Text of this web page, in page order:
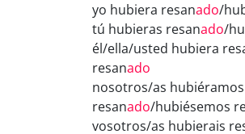
yo hubiera resanado/
tú hubieras resanado/
él/ella/usted hubiera
resanado
nosotros/as hubiéramos
resanado/hubiésemos
vosotros/as hubierais